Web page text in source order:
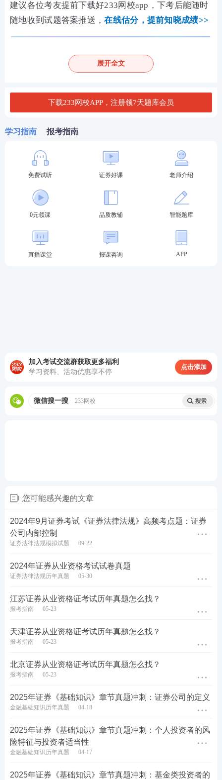
建议各位考友提前下载好233网校app，下考后能随时
随地收到试题答案推送，在线估分， 提前知晓成绩>>
除了真题外，模拟试卷也是备考过程中必不可少的一
部分。通过多做模拟试卷，考生可以提高自己的答题
速度和准确性，增强应对考试的信心。
展开全文
下载233网校APP，注册领7天题库会员
学习指南 报考指南
免费试听 证券好课 老师介绍
0元领课 品质教辅 智能题库
直播课堂 报课咨询 APP
加入考试交流群获取更多福利
学习资料、活动优惠享不停
点击添加
微信搜一搜 233网校
您可能感兴趣的文章
2024年9月证券考试《证券法律法规》高频考点题：证券
公司内部控制
证券法律法规模拟试题 09-22
2024年证券从业资格考试试卷真题
证券法律法规历年真题 05-30
江苏证券从业资格证考试历年真题怎么找？
报考指南 05-23
天津证券从业资格证考试历年真题怎么找？
报考指南 05-23
北京证券从业资格证考试历年真题怎么找？
报考指南 05-23
2025年证券《基础知识》章节真题冲刺：证券公司的定义
金融基础知识历年真题 04-18
2025年证券《基础知识》章节真题冲刺：个人投资者的风
险特征与投资者适当性
金融基础知识历年真题 04-17
2025年证券《基础知识》章节真题冲刺：基金类投资者的